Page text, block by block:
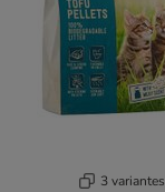
3 variantes